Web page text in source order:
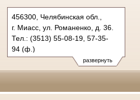
развернуть
456300, Челябинская обл.,
г. Миасс, ул. Романенко, д. 36.
Тел.: (3513) 55-08-19, 57-35-
94 (ф.)
miass.chel@sudrf.ru